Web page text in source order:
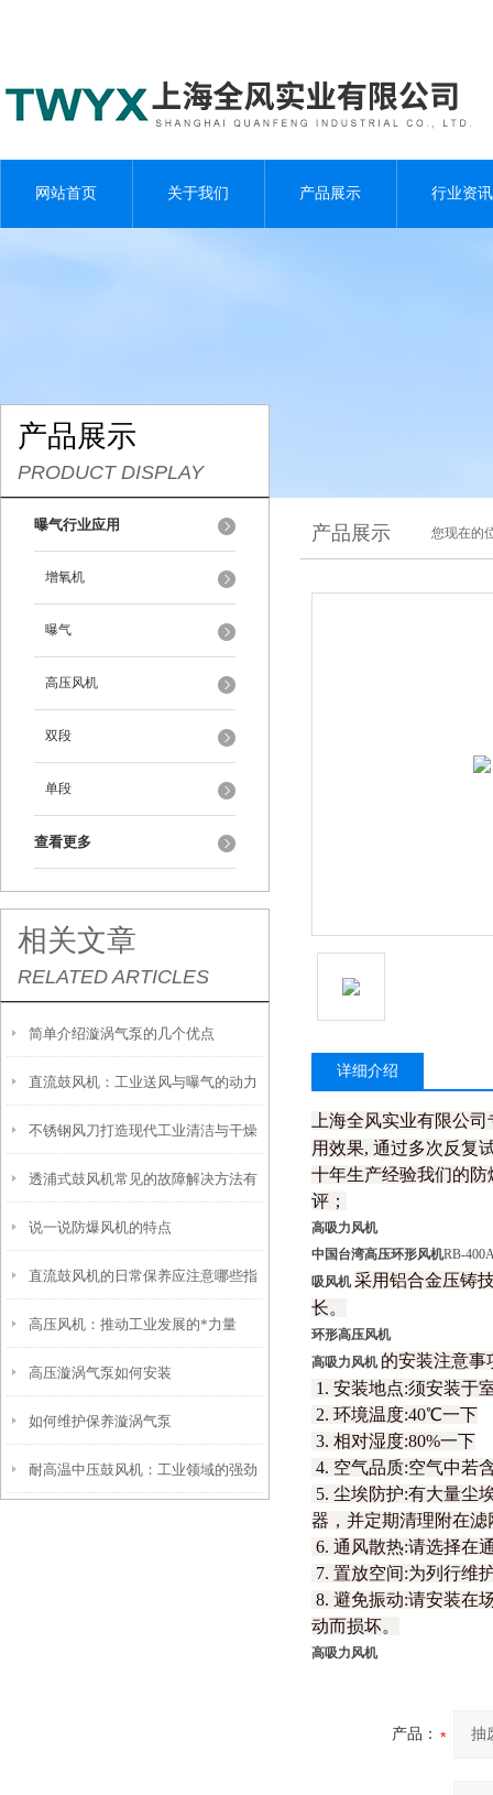
网站首页 关于我们 产品展示 行业资讯
产品展示
PRODUCT DISPLAY
曝气行业应用
增氧机
曝气
高压风机
双段
单段
查看更多
相关文章
RELATED ARTICLES
简单介绍漩涡气泵的几个优点
直流鼓风机：工业送风与曝气的动力
设备
不锈钢风刀打造现代工业清洁与干燥
的神器
透浦式鼓风机常见的故障解决方法有
哪些？
说一说防爆风机的特点
直流鼓风机的日常保养应注意哪些指
标
高压风机：推动工业发展的*力量
高压漩涡气泵如何安装
如何维护保养漩涡气泵
耐高温中压鼓风机：工业领域的强劲
产品展示 您现在的
详细介绍
上海全风实业有限公
用效果, 通过多次反复
十年生产经验我们的
评；
高吸力风机
中国台湾高压环形风机RB-
吸风机 采用铝合金压铸
长。
环形高压风机
高吸力风机 的安装注意事
1. 安装地点:须安装于
2. 环境温度:40℃一下
3. 相对湿度:80%一下
4. 空气品质:空气中若
5. 尘埃防护:有大量尘
器，并定期清理附在
6. 通风散热:请选择在
7. 置放空间:为列行维
8. 避免振动:请安装在
动而损坏。
高吸力风机
产品：